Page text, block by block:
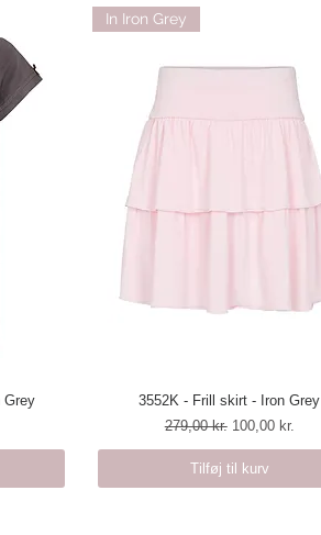
Grey
Hurtigvisning
In Iron Grey
3552K - Frill skirt - Iron Grey
Regulær pris
279,00 kr. Salgspris
100,00 kr.
Tilføj til kurv